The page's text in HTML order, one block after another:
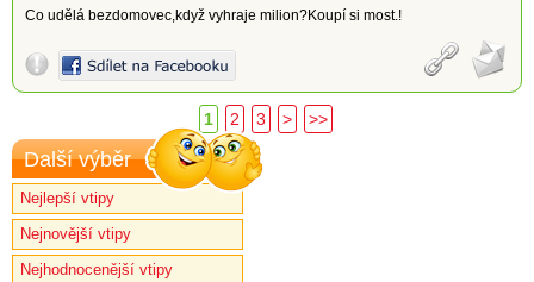
Co udělá bezdomovec,když vyhraje milion?Koupí si most.!
1 2 3 > >>
Další výběr
Nejlepší vtipy
Nejnovější vtipy
Nejhodnocenější vtipy